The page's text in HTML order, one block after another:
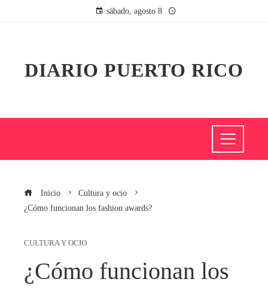
sábado, agosto 8
DIARIO PUERTO RICO
Inicio
Cultura y ocio
¿Cómo funcionan los fashion awards?
CULTURA Y OCIO
¿Cómo funcionan los